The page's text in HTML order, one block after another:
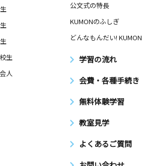
生
人
公文式の特長
KUMONのふしぎ
どんなもんだい! KUMON
学習の流れ
会費・各種手続き
無料体験学習
教室見学
よくあるご質問